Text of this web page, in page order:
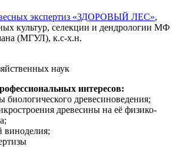
экспертиз «ЗДОРОВЫЙ ЛЕС»,
культур, селекции и дендрологии МФ
(МГУЛ), к.с-х.н.
наук
интересов:
древесиноведения;
древесины на её физико-
виноделия;